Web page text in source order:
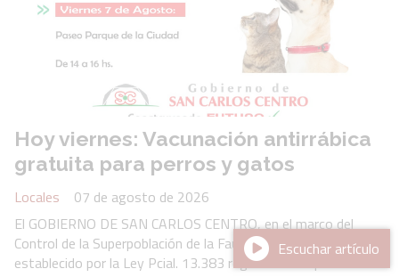
Hoy viernes: Vacunación antirrábica
gratuita para perros y gatos
Locales
07 de agosto de 2026
El GOBIERNO DE SAN CARLOS CENTRO, en el marco del
Control de la Superpoblación de la Fauna Urbana y de lo
establecido por la Ley Pcial. 13.383 reglamentada por el
Escuchar artículo